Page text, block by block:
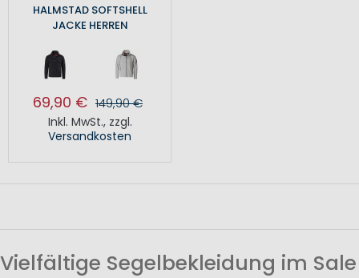
HALMSTAD SOFTSHELL
JACKE HERREN
69,90 € 149,90 €
Inkl. MwSt., zzgl.
Versandkosten
Vielfältige Segelbekleidung im Sale